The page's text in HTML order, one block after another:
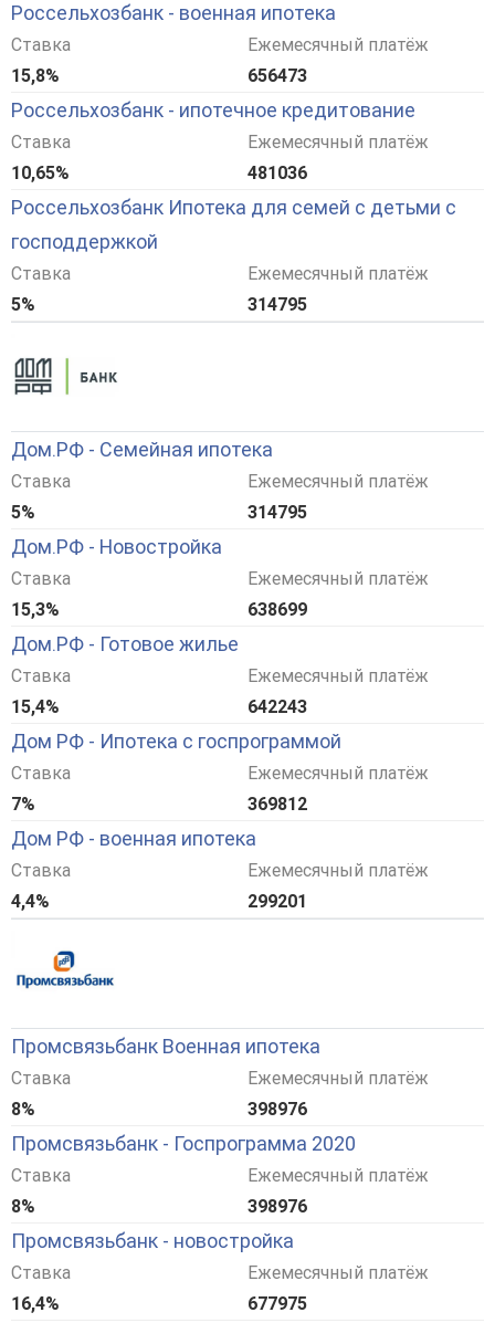
Россельхозбанк - военная ипотека
Ставка
15,8%
Ежемесячный платёж
656473
Россельхозбанк - ипотечное кредитование
Ставка
10,65%
Ежемесячный платёж
481036
Россельхозбанк Ипотека для семей с детьми с
господдержкой
Ставка
5%
Ежемесячный платёж
314795
Дом.РФ - Семейная ипотека
Ставка
5%
Ежемесячный платёж
314795
Дом.РФ - Новостройка
Ставка
15,3%
Ежемесячный платёж
638699
Дом.РФ - Готовое жилье
Ставка
15,4%
Ежемесячный платёж
642243
Дом РФ - Ипотека с госпрограммой
Ставка
7%
Ежемесячный платёж
369812
Дом РФ - военная ипотека
Ставка
4,4%
Ежемесячный платёж
299201
Промсвязьбанк Военная ипотека
Ставка
8%
Ежемесячный платёж
398976
Промсвязьбанк - Госпрограмма 2020
Ставка
8%
Ежемесячный платёж
398976
Промсвязьбанк - новостройка
Ставка
16,4%
Ежемесячный платёж
677975